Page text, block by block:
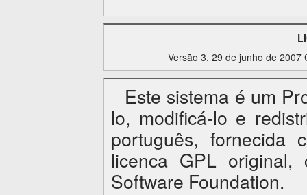
Versão 3, 29 de junho de
Este sistema é um
lo, modificá-lo e
português,
licenca GPL
Software Foundation.